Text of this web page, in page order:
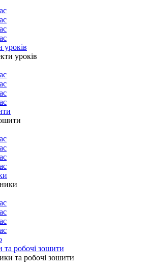
уроків
уроків
та робочі зошити
та робочі зошити